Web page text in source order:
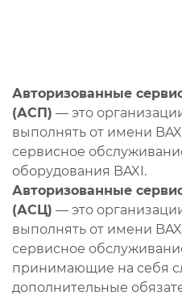
Авторизованные
(АСП) — это
выполнять от имени
сервисное
оборудования BAXI.
Авторизованные
(АСЦ) — это
выполнять от имени
сервисное
принимающие на себя
дополнительные